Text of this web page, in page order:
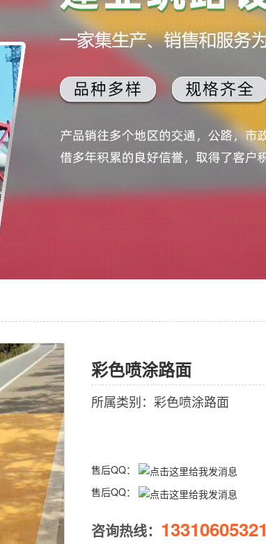
彩色喷涂路面
所属类别：彩色喷涂路面
售后QQ：
售后QQ：
咨询热线： 13310605321